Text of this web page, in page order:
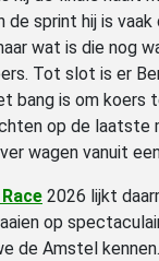
de sprint hij is
wat is die nog
Tot slot is er
bang is om koers
op de laatste
wagen vanuit
2026 lijkt
op
de Amstel